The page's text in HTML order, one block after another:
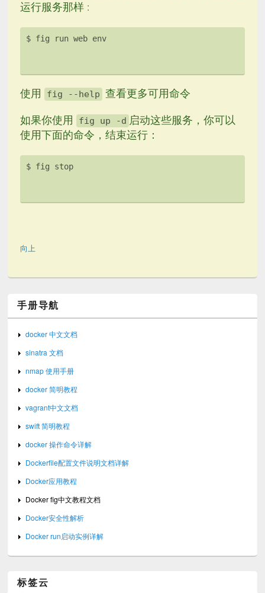
运行服务那样 :
$ fig run web env
使用 fig --help 查看更多可用命令
如果你使用 fig up -d 启动这些服务，你可以
使用下面的命令，结束运行：
$ fig stop
向上
手册导航
docker 中文文档
sinatra 文档
nmap 使用手册
docker 简明教程
vagrant中文文档
swift 简明教程
docker 操作命令详解
Dockerfile配置文件说明文档详解
Docker应用教程
Docker fig中文教程文档
Docker安全性解析
Docker run启动实例详解
标签云